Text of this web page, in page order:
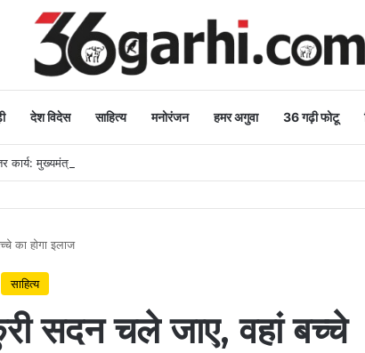
देश विदेस साहित्य मनोरंजन हमर अगुवा 36 गढ़ी फोटू
मुख्यमंत्री
का होगा इलाज
साहित्य
सदन चले जाए, वहां बच्चे